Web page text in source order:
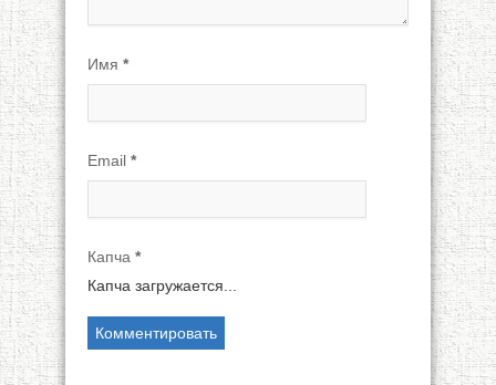
Имя *
Email *
Капча *
Капча загружается...